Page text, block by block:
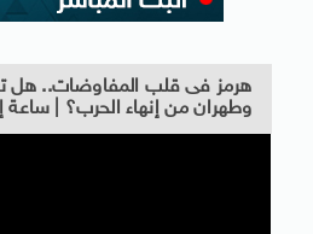
هرمز فى قلب المفاوضات.. هل
وطهران من إنهاء الحرب؟ | ساعة